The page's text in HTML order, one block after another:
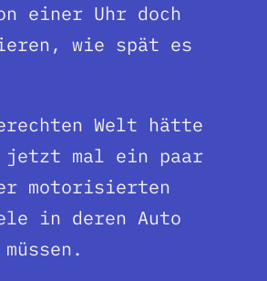
einer Uhr doch
wie spät es
Welt hätte
mal ein paar
motorisierten
in deren Auto